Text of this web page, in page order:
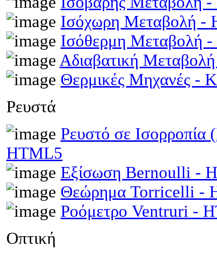
Ισόχωρη Μεταβολή -
Ισόθερμη Μεταβολή
Αδιαβατική
Θερμικές Μηχανές -
Ρευστά
Ρευστό σε Ισορροπία
HTML5
Εξίσωση Bernoulli -
Θεώρημα Torricelli -
Ροόμετρο Ventruri -
Οπτική